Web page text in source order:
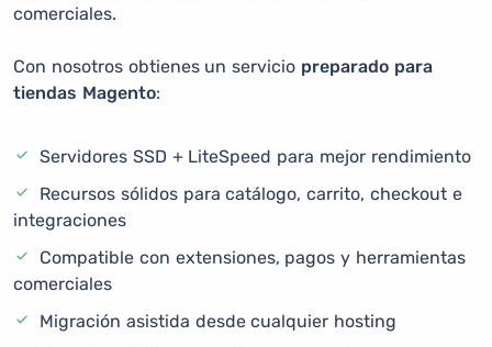
comerciales.
Con nosotros obtienes un servicio preparado para
tiendas Magento:
Servidores SSD + LiteSpeed para mejor rendimiento
Recursos sólidos para catálogo, carrito, checkout e
integraciones
Compatible con extensiones, pagos y herramientas
comerciales
Migración asistida desde cualquier hosting